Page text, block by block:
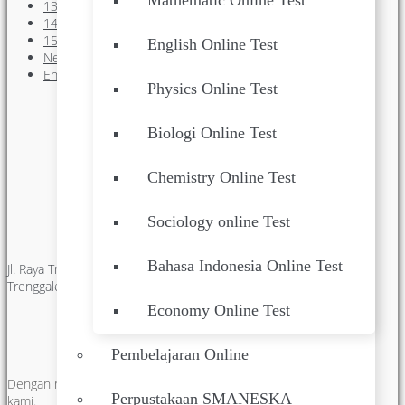
English Online Test
Physics Online Test
Biologi Online Test
Chemistry Online Test
Sociology online Test
Bahasa Indonesia Online Test
Economy Online Test
Pembelajaran Online
Perpustakaan SMANESKA
13
14
15
Next
End
Visualscope Seattle
Contact
Jl. Raya Trenggalek-Ponorogo Km. 03, Buluagung - Karangan -
Trenggalek. Phone : 0355 791540 Pos Code : 66361
Dengan mendaftarkan email, anda akan mendapatkan berita dari
kami.